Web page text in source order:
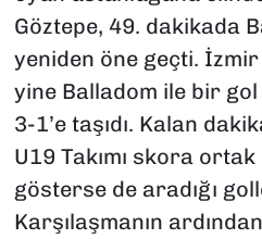
Göztepe, 49. dakikada
yeniden öne geçti.
yine Balladom ile bir
3-1’e taşıdı. Kalan
U19 Takımı skora
gösterse de aradığı
Karşılaşmanın